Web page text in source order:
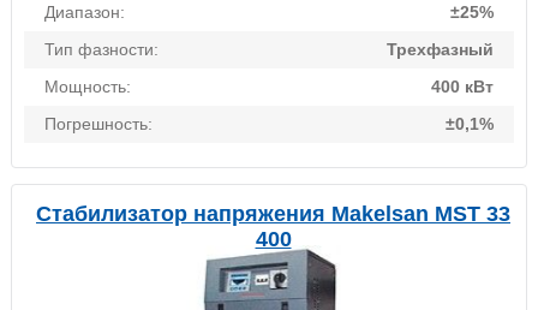
Диапазон:
±25%
Тип фазности:
Трехфазный
Мощность:
400 кВт
Погрешность:
±0,1%
Стабилизатор напряжения Makelsan MST 33
400